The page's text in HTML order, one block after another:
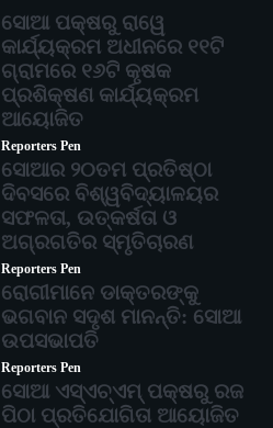
ସୋଆ ପକ୍ଷରୁ ରାୱେ
କାର୍ଯ୍ୟକ୍ରମ ଅଧୀନରେ ୧୧ଟି
ଗ୍ରାମରେ ୧୬ଟି କୃଷକ
ପ୍ରଶିକ୍ଷଣ କାର୍ଯ୍ୟକ୍ରମ
ଆୟୋଜିତ
Reporters Pen
ସୋଆର ୨୦ତମ ପ୍ରତିଷ୍ଠା
ଦିବସରେ ବିଶ୍ୱବିଦ୍ୟାଳୟର
ସଫଳତା, ଉତ୍କର୍ଷତା ଓ
ଅଗ୍ରଗତିର ସ୍ମୃତିଚାରଣ
Reporters Pen
ରୋଗୀମାନେ ଡାକ୍ତରଙ୍କୁ
ଭଗବାନ ସଦୃଶ ମାନନ୍ତି: ସୋଆ
ଉପସଭାପତି
Reporters Pen
ସୋଆ ଏସ୍‌ଏଚ୍‌ଏମ୍ ପକ୍ଷରୁ ରଜ
ପିଠା ପ୍ରତିଯୋଗିତା ଆୟୋଜିତ